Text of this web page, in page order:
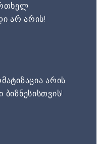
არ არის!
არის